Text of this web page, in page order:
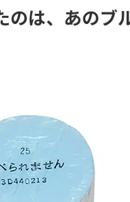
のは、あのブ